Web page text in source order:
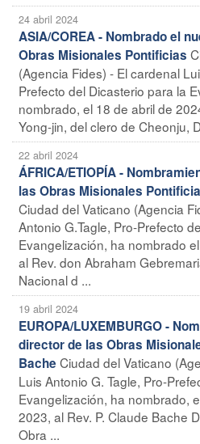
24 abril 2024
ASIA/COREA - Nombrado el
Obras Misionales Pontificias
(Agencia Fides) - El cardenal
Prefecto del Dicasterio para la
nombrado, el 18 de abril de
Yong-jin, del clero de Cheonju,
22 abril 2024
ÁFRICA/ETIOPÍA -
las Obras Misionales
Ciudad del Vaticano (Agencia
Antonio G.Tagle, Pro-Prefecto
Evangelización, ha nombrado
al Rev. don Abraham
Nacional d ...
19 abril 2024
EUROPA/LUXEMBURGO -
director de las Obras
Bache Ciudad del Vaticano
Luis Antonio G. Tagle, Pro-
Evangelización, ha nombrado,
2023, al Rev. P. Claude Bache
Obra ...